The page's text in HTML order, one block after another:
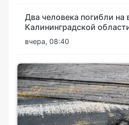
Два человека погибли на
Калининградской
вчера, 08:40